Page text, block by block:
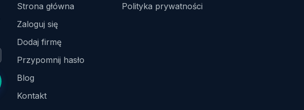
Strona główna
Zaloguj się
Dodaj firmę
Przypomnij hasło
Blog
Kontakt
Polityka prywatności